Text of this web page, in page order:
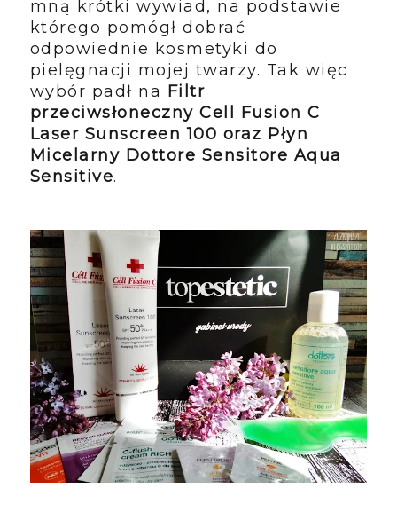
mną krótki wywiad, na podstawie
którego pomógł dobrać
odpowiednie kosmetyki do
pielęgnacji mojej twarzy. Tak więc
wybór padł na Filtr
przeciwsłoneczny Cell Fusion C
Laser Sunscreen 100 oraz Płyn
Micelarny Dottore Sensitore Aqua
Sensitive.